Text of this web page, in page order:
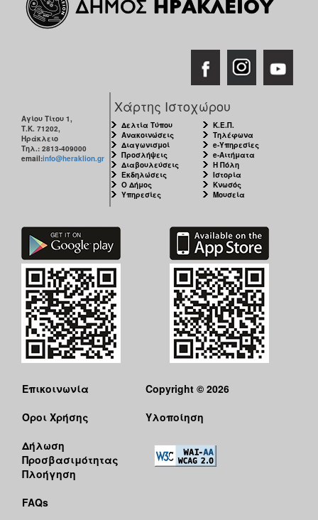
Αγίου Τίτου 1,
Τ.Κ. 71202,
Ηράκλειο
Τηλ.: 2813-409000
email:info@heraklion.gr
Χάρτης Ιστοχώρου
Δελτία Τύπου
Ανακοινώσεις
Διαγωνισμοί
Προσλήψεις
Διαβουλεύσεις
Εκδηλώσεις
Ο Δήμος
Υπηρεσίες
Κ.Ε.Π.
Τηλέφωνα
e-Υπηρεσίες
e-Αιτήματα
Η Πόλη
Ιστορία
Κνωσός
Μουσεία
Επικοινωνία
Όροι Χρήσης
Δήλωση
Προσβασιμότητας
Πλοήγηση
FAQs
Copyright © 2026
Υλοποίηση